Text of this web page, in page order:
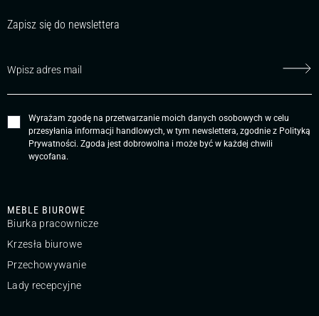
MEBLE BIUROWE
Biurka pracownicze
Krzesła biurowe
Przechowywanie
Lady recepcyjne
Zapisz się do newslettera
Wyrażam zgodę na przetwarzanie moich danych osobowych w celu
przesyłania informacji handlowych, w tym newslettera, zgodnie z Polityką
Prywatności. Zgoda jest dobrowolna i może być w każdej chwili
wycofana.